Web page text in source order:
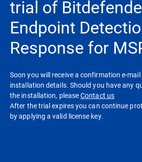
trial of
Endpoint
Response for
Soon you will receive a confirmation e-
installation details. Should you have any
the installation, pleaseContact us
After the trial expires you can continue
by applying a valid license key.